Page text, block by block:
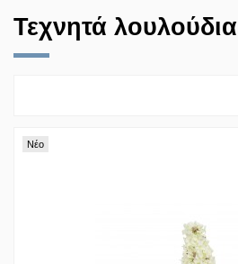
Τεχνητά λουλούδια
Νέο